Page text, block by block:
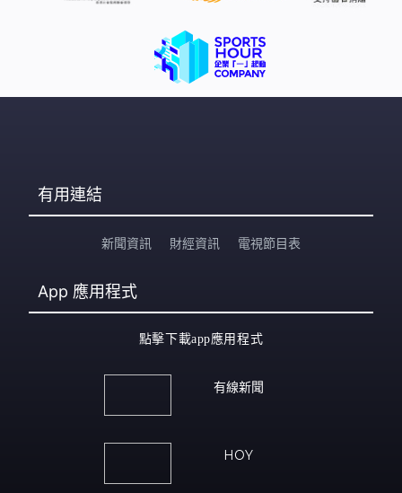
有用連結
新聞資訊 財經資訊 電視節目表
App 應用程式
點擊下載app應用程式
有線新聞
HOY